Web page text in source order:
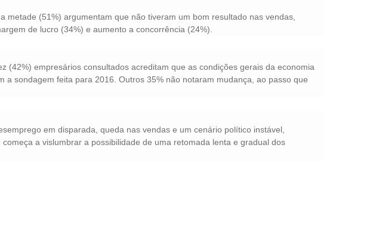
(51%) argumentam que não tiveram um bom resultado nas vendas,
de lucro (34%) e aumento a concorrência (24%).
empresários consultados acreditam que as condições gerais da economia
sondagem feita para 2016. Outros 35% não notaram mudança, ao passo que
em disparada, queda nas vendas e um cenário político instável,
a vislumbrar a possibilidade de uma retomada lenta e gradual dos